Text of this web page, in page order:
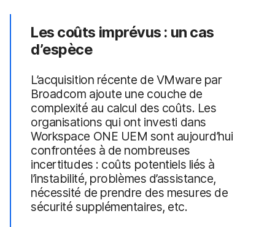
Les coûts imprévus : un cas
d’espèce
L’acquisition récente de VMware par
Broadcom ajoute une couche de
complexité au calcul des coûts. Les
organisations qui ont investi dans
Workspace ONE UEM sont aujourd’hui
confrontées à de nombreuses
incertitudes : coûts potentiels liés à
l’instabilité, problèmes d’assistance,
nécessité de prendre des mesures de
sécurité supplémentaires, etc.